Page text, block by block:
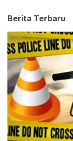
Berita Terbaru